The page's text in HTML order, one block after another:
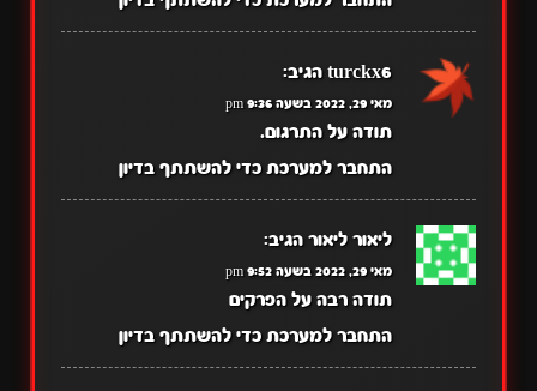
turckx6 הגיב:
מאי 29, 2022 בשעה 9:36 pm
תודה על התרגום.
התחבר למערכת כדי להשתתף בדיון
ליאור ליאור הגיב:
מאי 29, 2022 בשעה 9:52 pm
תודה רבה על הפרקים
התחבר למערכת כדי להשתתף בדיון